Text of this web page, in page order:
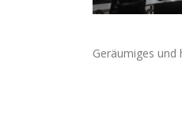
Geräumiges und